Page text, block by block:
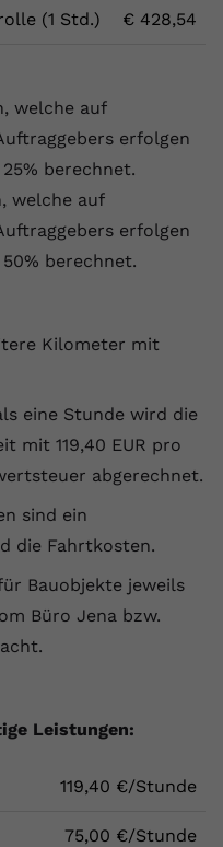
(1 Std.) € 428,54
welche auf
erfolgen
berechnet.
welche auf
erfolgen
berechnet.
Kilometer mit
eine Stunde wird die
mit 119,40 EUR pro
abgerechnet.
sind ein
die Fahrtkosten.
Bauobjekte jeweils
Büro Jena bzw.
Leistungen:
119,40 €/Stunde
75,00 €/Stunde